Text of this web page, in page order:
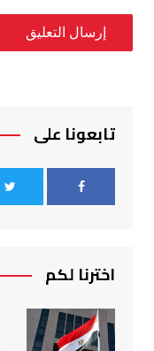
تابعونا على
اخترنا لكم